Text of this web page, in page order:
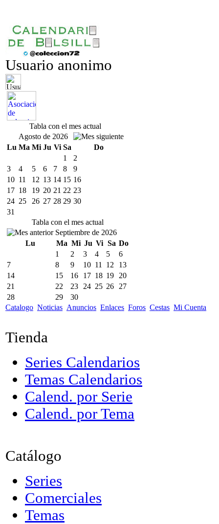
Usuario anonimo
Tabla con el mes actual
Agosto de 2026
Lu Ma Mi Ju Vi Sa
Do
1
2
3
4 5 6 7 8
9
10 11 12 13 14 15 16
17 18 19 20 21 22 23
24 25 26 27 28 29 30
31
Tabla con el mes actual
Septiembre de 2026
Lu
Ma Mi Ju Vi Sa Do
1
2 3 4 5
6
7
8 9 10 11 12
13
14
15 16 17 18 19
20
21
22 23 24 25 26
27
28
29
30
Catalogo Noticias Anuncios Enlaces Foros Cestas Mi Cuenta
Tienda
Series Calendarios
Temas Calendarios
Calend. por Serie
Calend. por Tema
Catálogo
Series
Comerciales
Temas